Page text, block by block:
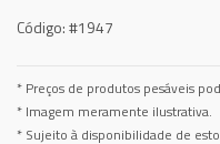
Código:#1947
* Preços de produtos pesáveis
* Imagem meramente ilustrativa.
* Sujeito à disponibilidade de